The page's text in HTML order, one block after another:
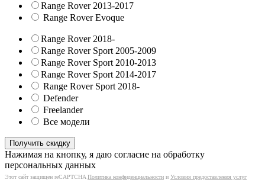
Range Rover 2013-2017
Range Rover Evoque
Range Rover 2018-
Range Rover Sport 2005-2009
Range Rover Sport 2010-2013
Range Rover Sport 2014-2017
Range Rover Sport 2018-
Defender
Freelander
Все модели
Нажимая на кнопку, я даю согласие на обработку
персональных данных
Этот сайт защищен reCAPTCHAПолитика конфиденциальности и Условия предоставления услуг